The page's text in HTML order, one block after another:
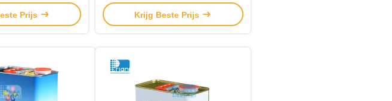
Prijs
Krijg Beste Prijs